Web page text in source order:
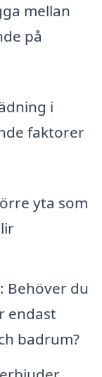
mellan
på
i
faktorer
yta som
Behöver du
endast
badrum?